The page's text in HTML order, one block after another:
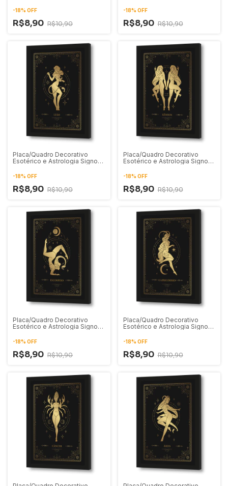
-18% OFF
R$8,90 R$10,90
-18% OFF
R$8,90 R$10,90
Placa/Quadro Decorativo
Esotérico e Astrologia Signo
-18% OFF
R$8,90 R$10,90
Placa/Quadro Decorativo
Esotérico e Astrologia Signo
-18% OFF
R$8,90 R$10,90
Placa/Quadro Decorativo
Esotérico e Astrologia Signo
-18% OFF
R$8,90 R$10,90
Placa/Quadro Decorativo
Esotérico e Astrologia Signo
-18% OFF
R$8,90 R$10,90